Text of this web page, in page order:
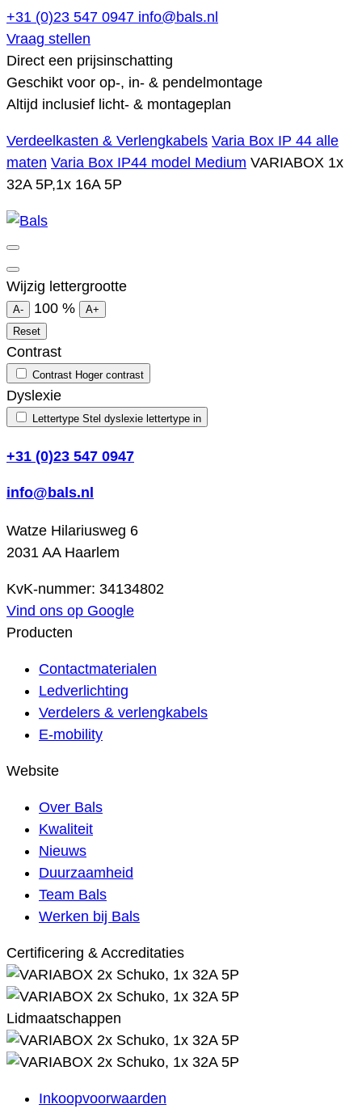
+31 (0)23 547 0947 info@bals.nl
Vraag stellen
Direct een prijsinschatting
Geschikt voor op-, in- & pendelmontage
Altijd inclusief licht- & montageplan
Verdeelkasten & Verlengkabels Varia Box IP 44 alle
maten Varia Box IP44 model Medium VARIABOX 1x
32A 5P,1x 16A 5P
Wijzig lettergrootte
A- 100 %
A+
Reset
Contrast
Contrast Hoger contrast
Dyslexie
Lettertype Stel dyslexie lettertype in
+31 (0)23 547 0947
info@bals.nl
Watze Hilariusweg 6
2031 AA Haarlem
KvK-nummer: 34134802
Vind ons op Google
Producten
Contactmaterialen
Ledverlichting
Verdelers & verlengkabels
E-mobility
Website
Over Bals
Kwaliteit
Nieuws
Duurzaamheid
Team Bals
Werken bij Bals
Certificering & Accreditaties
Lidmaatschappen
Inkoopvoorwaarden